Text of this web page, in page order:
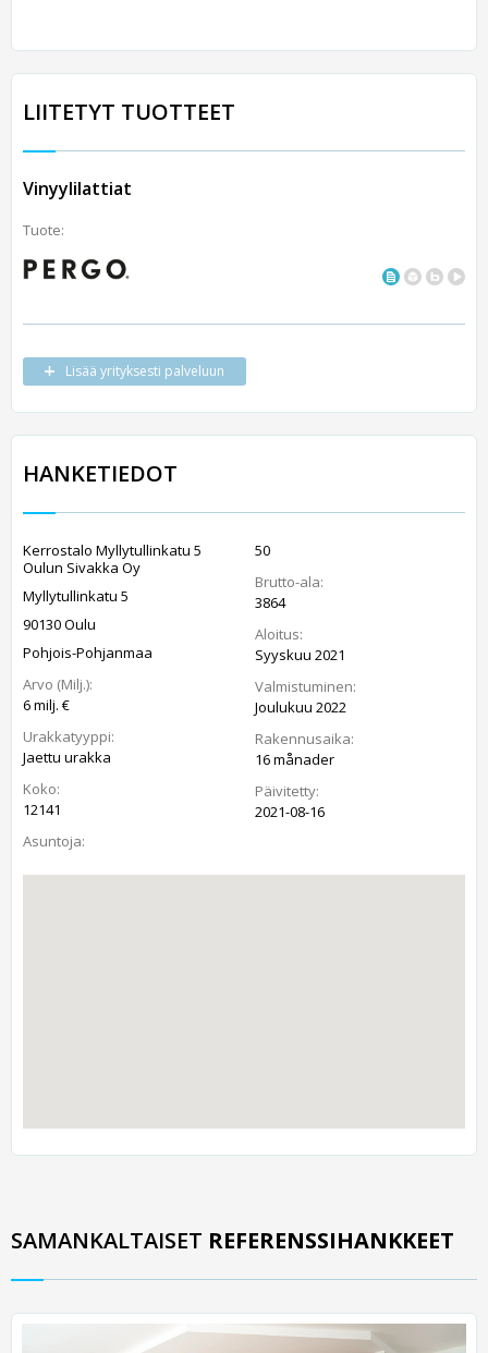
LIITETYT TUOTTEET
Vinyylilattiat
Tuote:
Lisää yrityksesti palveluun
HANKETIEDOT
Kerrostalo Myllytullinkatu 5
Oulun Sivakka Oy
Myllytullinkatu 5
90130 Oulu
Pohjois-Pohjanmaa
Arvo (Milj.):
6 milj. €
Urakkatyyppi:
Jaettu urakka
Koko:
12141
Asuntoja:
50
Brutto-ala:
3864
Aloitus:
Syyskuu 2021
Valmistuminen:
Joulukuu 2022
Rakennusaika:
16 månader
Päivitetty:
2021-08-16
SAMANKALTAISET REFERENSSIHANKKEET